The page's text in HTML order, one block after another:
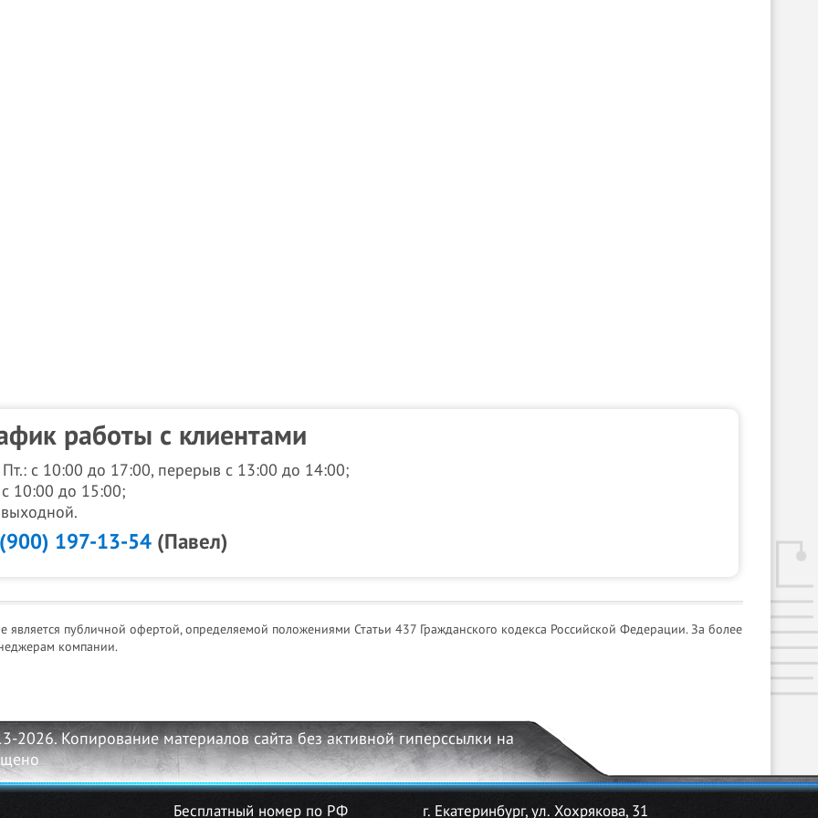
работы с клиентами
Пт.: с 10:00 до 17:00, перерыв с 13:00 до 14:00;
10:00 до 15:00;
197-13-54 (Павел)
публичной офертой, определяемой положениями Статьи 437 Гражданского кодекса Российской Федерации. За более
компании.
2026. Копирование материалов сайта без активной гиперссылки на
Бесплатный номер по РФ г. Екатеринбург, ул. Хохрякова, 31